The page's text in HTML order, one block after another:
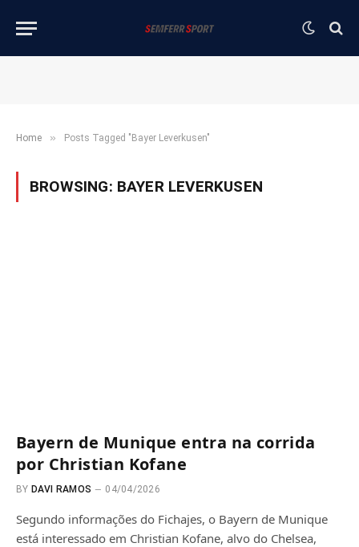
Home » Posts Tagged "Bayer Leverkusen"
BROWSING: BAYER LEVERKUSEN
Bayern de Munique entra na corrida
por Christian Kofane
BY DAVI RAMOS 04/04/2026
Segundo informações do Fichajes, o Bayern de Munique
está interessado em Christian Kofane, alvo do Chelsea,